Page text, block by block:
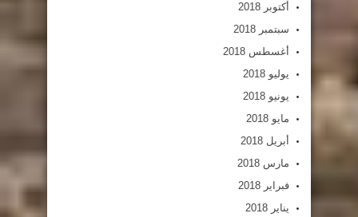
أكتوبر 2018
سبتمبر 2018
أغسطس 2018
يوليو 2018
يونيو 2018
مايو 2018
أبريل 2018
مارس 2018
فبراير 2018
يناير 2018